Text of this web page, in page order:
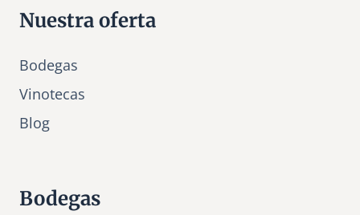
s
L
c
o
Nuestra oferta
Bodegas
Vinotecas
Blog
Bodegas